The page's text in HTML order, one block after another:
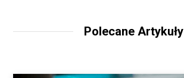
Polecane Artykuły